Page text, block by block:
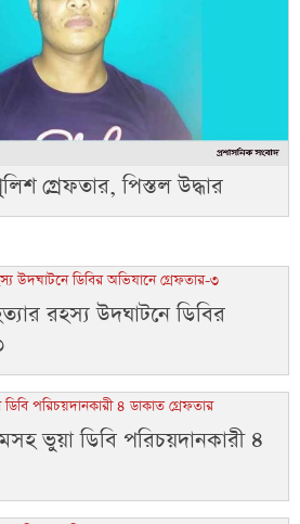
গ্রেফতার, পিস্তল উদ্ধার
রহস্য উদঘাটনে ডিবির
ভুয়া ডিবি পরিচয়দানকারী ৪